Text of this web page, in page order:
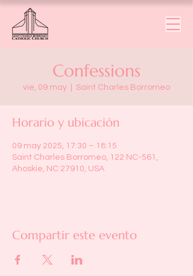
Confessions
vie, 09 may Saint Charles Borromeo
Horario y ubicación
09 may 2025, 17:30 – 18:15
Saint Charles Borromeo, 122 NC-561,
Ahoskie, NC 27910, USA
Compartir este evento